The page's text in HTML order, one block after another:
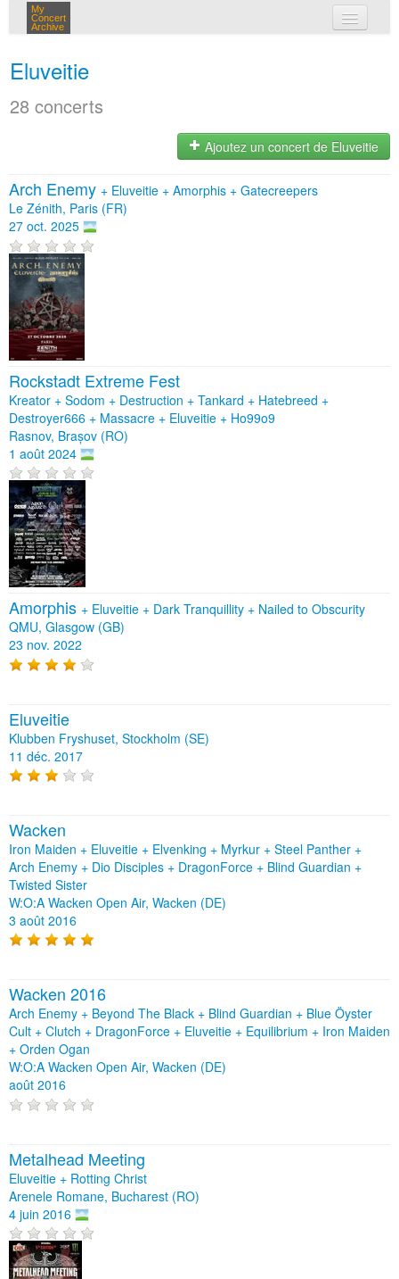
My
Concert
Archive
Eluveitie
28 concerts
Ajoutez un concert de Eluveitie
Arch Enemy + Eluveitie + Amorphis + Gatecreepers
Le Zénith, Paris (FR)
27 oct. 2025
Rockstadt Extreme Fest
Kreator + Sodom + Destruction + Tankard + Hatebreed +
Destroyer666 + Massacre + Eluveitie + Ho99o9
Rasnov, Brașov (RO)
1 août 2024
Amorphis + Eluveitie + Dark Tranquillity + Nailed to Obscurity
QMU, Glasgow (GB)
23 nov. 2022
Eluveitie
Klubben Fryshuset, Stockholm (SE)
11 déc. 2017
Wacken
Iron Maiden + Eluveitie + Elvenking + Myrkur + Steel Panther +
Arch Enemy + Dio Disciples + DragonForce + Blind Guardian +
Twisted Sister
W:O:A Wacken Open Air, Wacken (DE)
3 août 2016
Wacken 2016
Arch Enemy + Beyond The Black + Blind Guardian + Blue Öyster
Cult + Clutch + DragonForce + Eluveitie + Equilibrium + Iron Maiden
+ Orden Ogan
W:O:A Wacken Open Air, Wacken (DE)
août 2016
Metalhead Meeting
Eluveitie + Rotting Christ
Arenele Romane, Bucharest (RO)
4 juin 2016